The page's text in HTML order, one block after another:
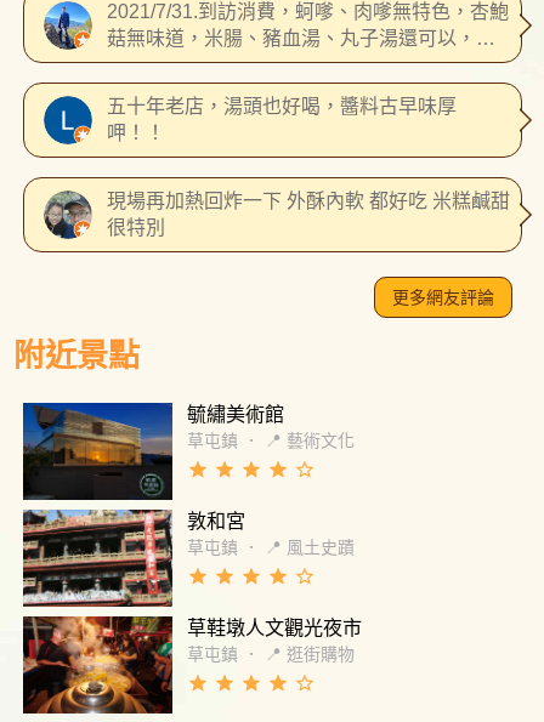
2021/7/31.到訪消費，蚵嗲、肉嗲無特色，杏鮑
菇無味道，米腸、豬血湯、丸子湯還可以，應
該不會再回訪
五十年老店，湯頭也好喝，醬料古早味厚
呷！！
現場再加熱回炸一下 外酥內軟 都好吃 米糕鹹甜
很特別
更多網友評論
附近景點
毓繡美術館
草屯鎮 ． 📍 藝術文化
grade grade grade grade star_border
敦和宮
草屯鎮 ． 📍 風土史蹟
grade grade grade grade star_border
草鞋墩人文觀光夜市
草屯鎮 ． 📍 逛街購物
grade grade grade grade star_border